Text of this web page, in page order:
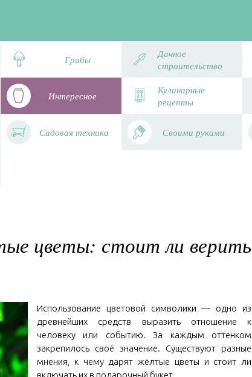
Грибы
Дачное
строительство
Интересное
Кулинарные
рецепты
Садовая техника Своими руками
цветы: стоит ли верить
Использование цветовой символики — одно из
древнейших средств выразить отношение к
человеку или событию. За каждым оттенком
закрепилось своё значение. Существуют разные
мнения, к чему дарят жёлтые цветы и стоит ли
включать их в подарочный букет.